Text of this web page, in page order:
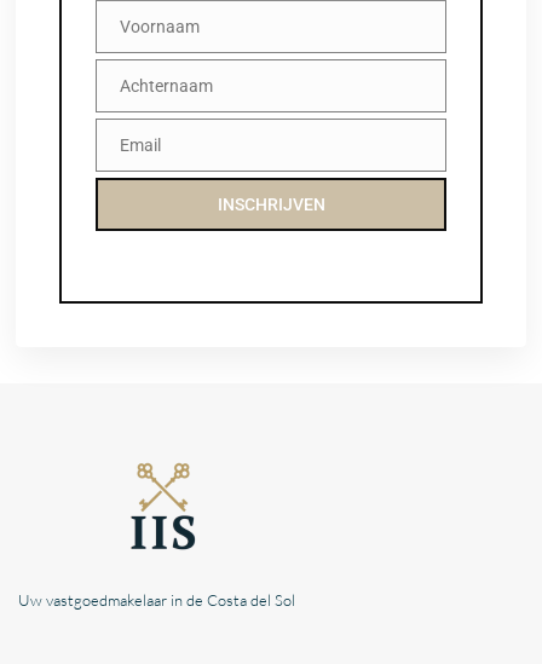
Voornaam
Voornaam
Achternaam
Achternaam
EmailEmail
INSCHRIJVEN
Uw vastgoedmakelaar in de Costa del Sol